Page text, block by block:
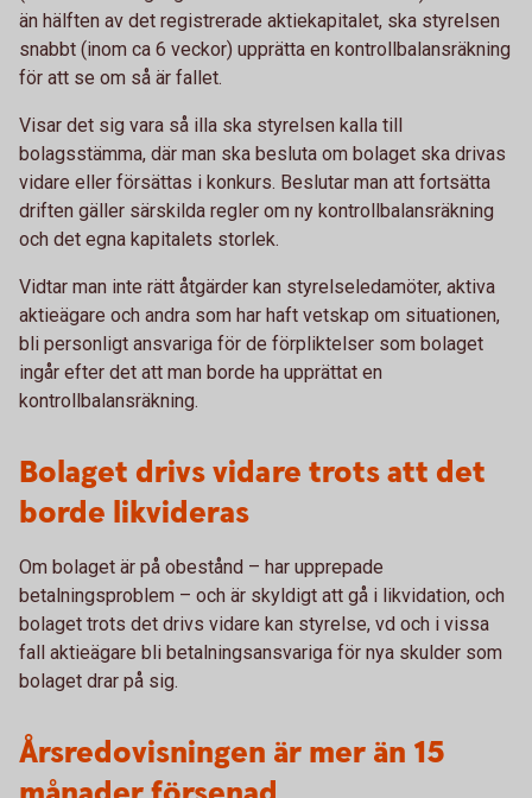
än hälften av det registrerade aktiekapitalet, ska styrelsen
snabbt (inom ca 6 veckor) upprätta en kontrollbalansräkning
för att se om så är fallet.
Visar det sig vara så illa ska styrelsen kalla till
bolagsstämma, där man ska besluta om bolaget ska drivas
vidare eller försättas i konkurs. Beslutar man att fortsätta
driften gäller särskilda regler om ny kontrollbalansräkning
och det egna kapitalets storlek.
Vidtar man inte rätt åtgärder kan styrelseledamöter, aktiva
aktieägare och andra som har haft vetskap om situationen,
bli personligt ansvariga för de förpliktelser som bolaget
ingår efter det att man borde ha upprättat en
kontrollbalansräkning.
Bolaget drivs vidare trots att det
borde likvideras
Om bolaget är på obestånd – har upprepade
betalningsproblem – och är skyldigt att gå i likvidation, och
bolaget trots det drivs vidare kan styrelse, vd och i vissa
fall aktieägare bli betalningsansvariga för nya skulder som
bolaget drar på sig.
Årsredovisningen är mer än 15